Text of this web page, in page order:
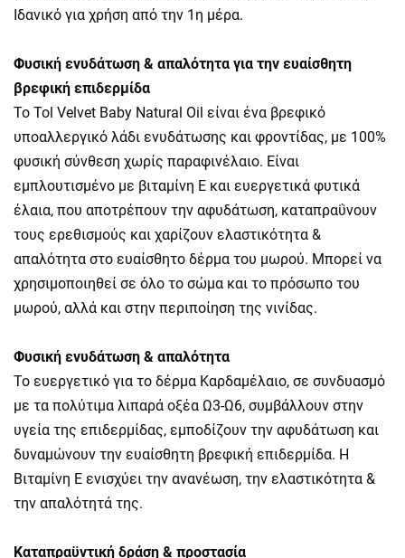
Ιδανικό για χρήση από την 1η μέρα.
Φυσική ενυδάτωση & απαλότητα για την ευαίσθητη
βρεφική επιδερμίδα
To Tol Velvet Baby Natural Oil είναι ένα βρεφικό
υποαλλεργικό λάδι ενυδάτωσης και φροντίδας, με 100%
φυσική σύνθεση χωρίς παραφινέλαιο. Είναι
εμπλουτισμένο με βιταμίνη Ε και ευεργετικά φυτικά
έλαια, που αποτρέπουν την αφυδάτωση, καταπραΰνουν
τους ερεθισμούς και χαρίζουν ελαστικότητα &
απαλότητα στο ευαίσθητο δέρμα του μωρού. Μπορεί να
χρησιμοποιηθεί σε όλο το σώμα και το πρόσωπο του
μωρού, αλλά και στην περιποίηση της νινίδας.
Φυσική ενυδάτωση & απαλότητα
Το ευεργετικό για το δέρμα Καρδαμέλαιο, σε συνδυασμό
με τα πολύτιμα λιπαρά οξέα Ω3-Ω6, συμβάλλουν στην
υγεία της επιδερμίδας, εμποδίζουν την αφυδάτωση και
δυναμώνουν την ευαίσθητη βρεφική επιδερμίδα. Η
Βιταμίνη Ε ενισχύει την ανανέωση, την ελαστικότητα &
την απαλότητά της.
Καταπραϋντική δράση & προστασία